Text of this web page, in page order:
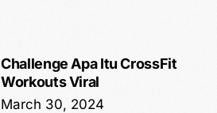
Challenge Apa Itu CrossFit
Workouts Viral
March 30, 2024